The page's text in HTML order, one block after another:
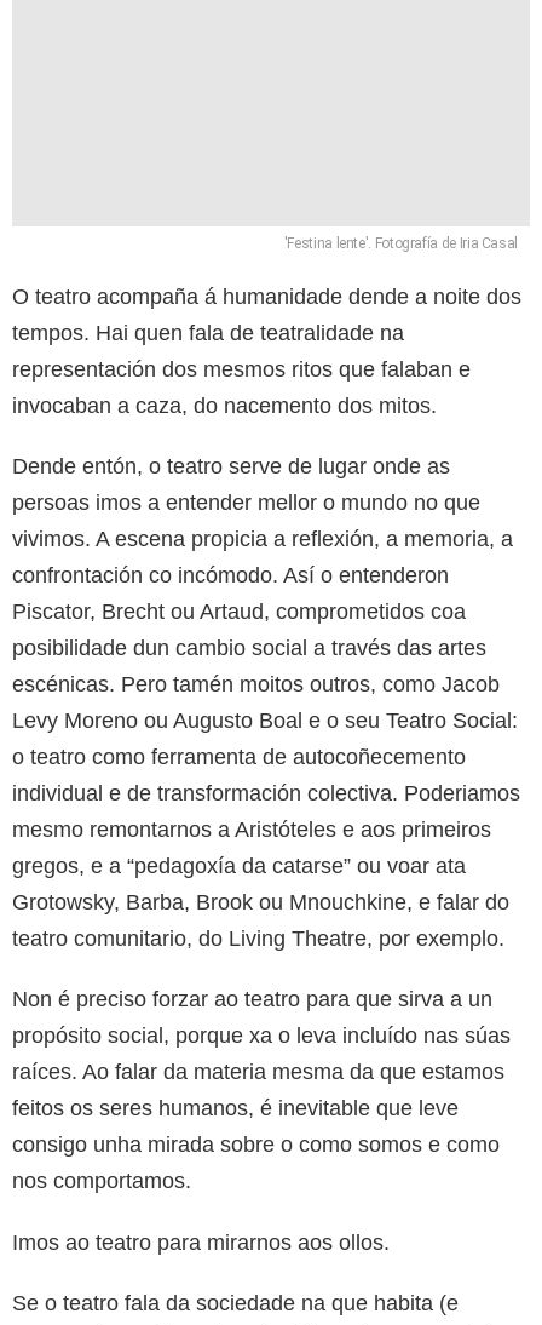
'Festina lente'. Fotografía de Iria Casal
O teatro acompaña á humanidade dende a noite dos
tempos. Hai quen fala de teatralidade na
representación dos mesmos ritos que falaban e
invocaban a caza, do nacemento dos mitos.
Dende entón, o teatro serve de lugar onde as
persoas imos a entender mellor o mundo no que
vivimos. A escena propicia a reflexión, a memoria, a
confrontación co incómodo. Así o entenderon
Piscator, Brecht ou Artaud, comprometidos coa
posibilidade dun cambio social a través das artes
escénicas. Pero tamén moitos outros, como Jacob
Levy Moreno ou Augusto Boal e o seu Teatro Social:
o teatro como ferramenta de autocoñecemento
individual e de transformación colectiva. Poderiamos
mesmo remontarnos a Aristóteles e aos primeiros
gregos, e a “pedagoxía da catarse” ou voar ata
Grotowsky, Barba, Brook ou Mnouchkine, e falar do
teatro comunitario, do Living Theatre, por exemplo.
Non é preciso forzar ao teatro para que sirva a un
propósito social, porque xa o leva incluído nas súas
raíces. Ao falar da materia mesma da que estamos
feitos os seres humanos, é inevitable que leve
consigo unha mirada sobre o como somos e como
nos comportamos.
Imos ao teatro para mirarnos aos ollos.
Se o teatro fala da sociedade na que habita (e